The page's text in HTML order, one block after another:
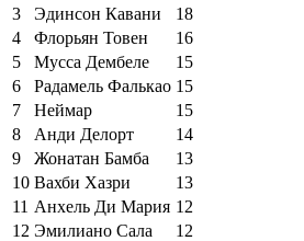
3
Эдинсон Кавани
18
4
Флорьян Товен
16
5
Мусса Дембеле
15
6
Радамель Фалькао 15
7
Неймар
15
8
Анди Делорт
14
9
Жонатан Бамба
13
10 Вахби Хазри
13
11 Анхель Ди Мария 12
12 Эмилиано Сала
12